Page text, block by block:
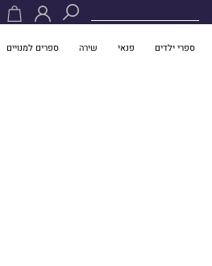
ספרי ילדים פנאי שירה ספרים למנויים